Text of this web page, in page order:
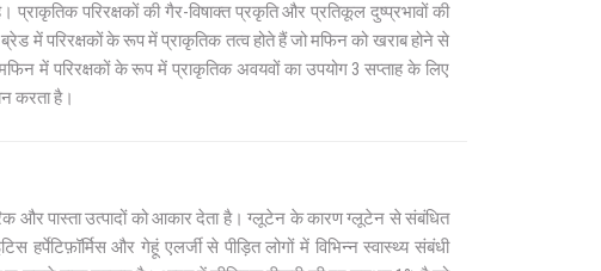
परिरक्षकों की गैर-विषाक्त प्रकृति और प्रतिकूल दुष्प्रभावों की
में परिरक्षकों के रूप में प्राकृतिक तत्व होते हैं जो मफिन को खराब होने से
में परिरक्षकों के रूप में प्राकृतिक अवयवों का उपयोग 3 सप्ताह के लिए
करता है।
और पास्ता उत्पादों को आकार देता है। ग्लूटेन के कारण ग्लूटेन से संबंधित
हर्पेटिफ़ॉर्मिस और गेहूं एलर्जी से पीड़ित लोगों में विभिन्न स्वास्थ्य संबंधी